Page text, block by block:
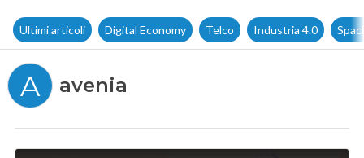
Ultimi articoli Digital Economy Telco Industria 4.0
A avenia